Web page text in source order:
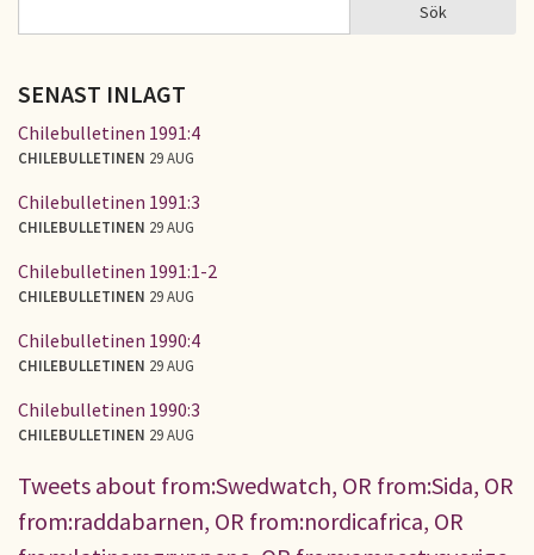
SÖKFORMULÄR Sök
SENAST INLAGT
Chilebulletinen 1991:4
CHILEBULLETINEN 29 AUG
Chilebulletinen 1991:3
CHILEBULLETINEN 29 AUG
Chilebulletinen 1991:1-2
CHILEBULLETINEN 29 AUG
Chilebulletinen 1990:4
CHILEBULLETINEN 29 AUG
Chilebulletinen 1990:3
CHILEBULLETINEN 29 AUG
Tweets about from:Swedwatch, OR from:Sida, OR
from:raddabarnen, OR from:nordicafrica, OR